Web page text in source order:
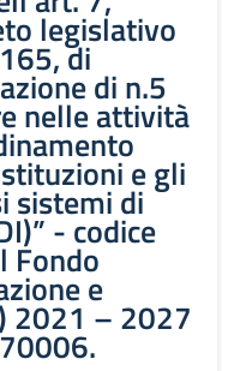
legislativo
di
di n.5
nelle attività
e gli
sistemi di
- codice
Fondo
e
2021 – 2027